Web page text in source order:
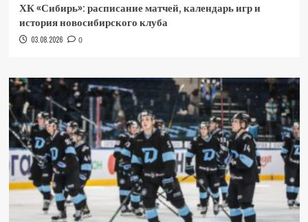
ХК «Сибирь»: расписание матчей, календарь игр и
история новосибирского клуба
03.08.2026 0